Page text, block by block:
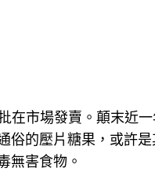
市場發賣。顛末近一
俗的壓片糖果，或許
無害食物。